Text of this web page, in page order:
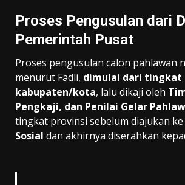
Proses Pengusulan dari
Pemerintah Pusat
Proses pengusulan calon pahlawan
menurut Fadli, dimulai dari tingkat
kabupaten/kota, lalu dikaji oleh
Pengkaji, dan Penilai Gelar
tingkat provinsi sebelum diajukan ke
Sosial dan akhirnya diserahkan